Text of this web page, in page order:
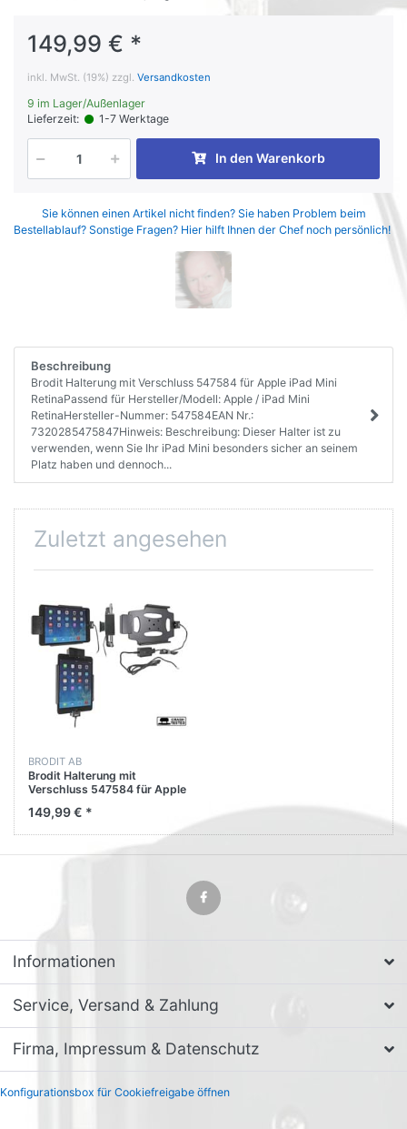
149,99 € *
inkl. MwSt. (19%) zzgl. Versandkosten
9 im Lager/Außenlager
Lieferzeit:
1-7 Werktage
In den Warenkorb
Sie können einen Artikel nicht finden? Sie haben Problem beim
Bestellablauf? Sonstige Fragen? Hier hilft Ihnen der Chef noch persönlich!
Beschreibung
Brodit Halterung mit Verschluss 547584 für Apple iPad Mini
RetinaPassend für Hersteller/Modell: Apple / iPad Mini
RetinaHersteller-Nummer: 547584EAN Nr.:
7320285475847Hinweis: Beschreibung: Dieser Halter ist zu
verwenden, wenn Sie Ihr iPad Mini besonders sicher an seinem
Platz haben und dennoch...
Zuletzt angesehen
BRODIT AB
Brodit Halterung mit
Verschluss 547584 für Apple
149,99 € *
Informationen
Service, Versand & Zahlung
Firma, Impressum & Datenschutz
Konfigurationsbox für Cookiefreigabe öffnen